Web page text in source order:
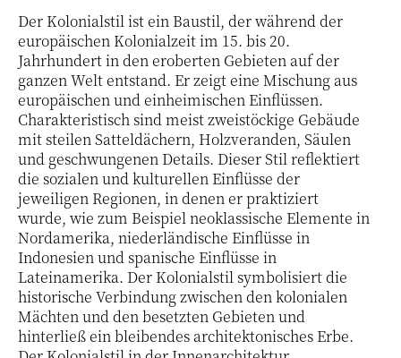
Der Kolonialstil ist ein Baustil, der während der
europäischen Kolonialzeit im 15. bis 20.
Jahrhundert in den eroberten Gebieten auf der
ganzen Welt entstand. Er zeigt eine Mischung aus
europäischen und einheimischen Einflüssen.
Charakteristisch sind meist zweistöckige Gebäude
mit steilen Satteldächern, Holzveranden, Säulen
und geschwungenen Details. Dieser Stil reflektiert
die sozialen und kulturellen Einflüsse der
jeweiligen Regionen, in denen er praktiziert
wurde, wie zum Beispiel neoklassische Elemente in
Nordamerika, niederländische Einflüsse in
Indonesien und spanische Einflüsse in
Lateinamerika. Der Kolonialstil symbolisiert die
historische Verbindung zwischen den kolonialen
Mächten und den besetzten Gebieten und
hinterließ ein bleibendes architektonisches Erbe.